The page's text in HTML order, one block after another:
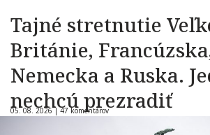
Tajné stretnutie
Británie,
Nemecka a Ruska.
nechcú prezradiť
05. 08. 2026 |47 komentárov